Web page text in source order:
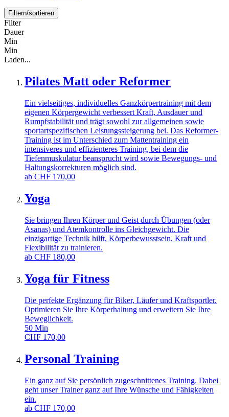
Filtern/sortieren
Filter
Dauer
Min
Min
Laden...
Pilates Matt oder Reformer
Ein vielseitiges, individuelles Ganzkörpertraining mit dem
eigenen Körpergewicht verbessert Kraft, Ausdauer und
Rumpfstabilität und trägt sowohl zur allgemeinen sowie
sportartspezifischen Leistungssteigerung bei. Das Reformer-
Training ist im Unterschied zum Mattentraining ein
intensiveres und effizienteres Training, bei dem die
Tiefenmuskulatur beansprucht wird sowie Bewegungs- und
Haltungskorrekturen möglich sind.
ab CHF 170,00
Yoga
Sie bringen Ihren Körper und Geist durch Übungen (oder
Asanas) und Atemkontrolle ins Gleichgewicht. Die
einzigartige Technik hilft, Körperbewusstsein, Kraft und
Flexibilität zu trainieren.
ab CHF 180,00
Yoga für Fitness
Die perfekte Ergänzung für Biker, Läufer und Kraftsportler.
Optimieren Sie Ihre Körperhaltung und erweitern Sie Ihre
Beweglichkeit.
50 Min
CHF 170,00
Personal Training
Ein ganz auf Sie persönlich zugeschnittenes Training. Dabei
geht unser Trainer ganz auf Ihre Wünsche und Fähigkeiten
ein.
ab CHF 170,00